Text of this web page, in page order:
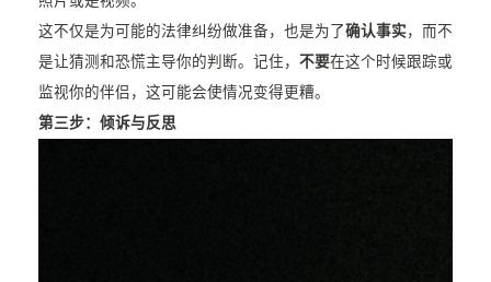
这不仅是为可能的法律纠纷做准备，也是为了确认事实，而不
是让猜测和恐慌主导你的判断。记住， 不要在这个时候跟踪或
监视你的伴侣，这可能会使情况变得更糟。
第三步：倾诉与反思